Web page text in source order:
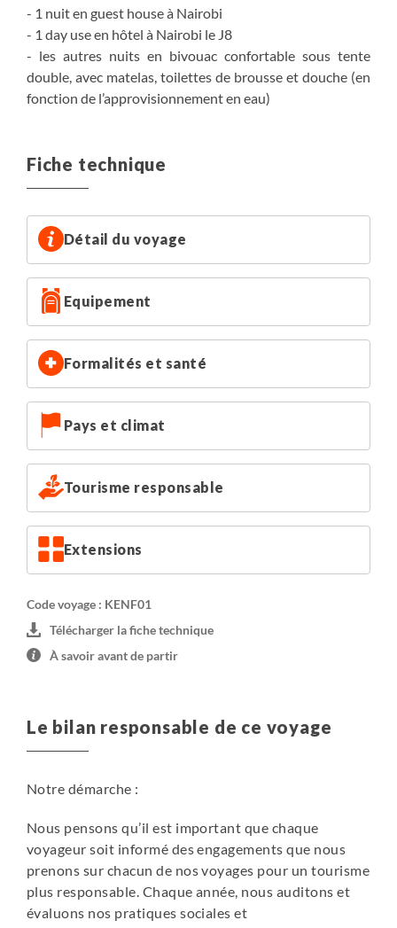
- 1 nuit en guest house à Nairobi
- 1 day use en hôtel à Nairobi le J8
- les autres nuits en bivouac confortable sous tente
double, avec matelas, toilettes de brousse et douche (en
fonction de l’approvisionnement en eau)
Fiche technique
Détail du voyage
Equipement
Formalités et santé
Pays et climat
Tourisme responsable
Extensions
Code voyage : KENF01
Télécharger la fiche technique
À savoir avant de partir
Le bilan responsable de ce voyage
Notre démarche :
Nous pensons qu’il est important que chaque
voyageur soit informé des engagements que nous
prenons sur chacun de nos voyages pour un tourisme
plus responsable. Chaque année, nous auditons et
évaluons nos pratiques sociales et